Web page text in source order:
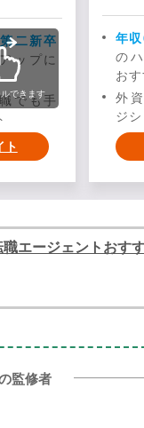
二新卒
ップに
でも手
ト
年
の
お
外
ジ
できます
職エージェントおす
監修者